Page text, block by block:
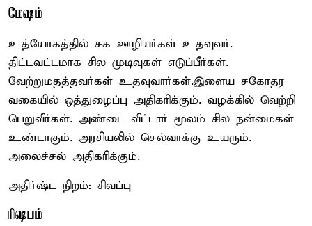
மேஷம்
உத்யோகத்தில் சக ஊழியர்கள் உதவுவர்.
திட்டவட்டமாக சில முடிவுகள் எடுப்பீர்கள்.
வேற்றுமதத்தவர்கள் உதவுவார்கள்.இளைய சகோதர
வகையில் ஒத்துழைப்பு அதிகரிக்கும். வழக்கில் வெற்றி
பெறுவீர்கள். அண்டை வீட்டார் மூலம் சில நன்மைகள்
உண்டாகும். அரசியலில் செல்வாக்கு உயரும்.
அலைச்சல் அதிகரிக்கும்.
அதிர்ஷ்ட நிறம்: சிவப்பு
ரிஷபம்